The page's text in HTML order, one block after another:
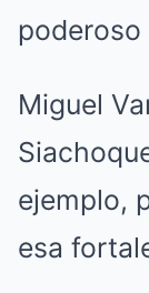
Miguel
ejemplo,
esa